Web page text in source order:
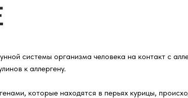
системы организма человека на контакт с
к аллергену.
которые находятся в перьях курицы,